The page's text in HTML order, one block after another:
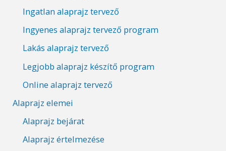
Ingatlan alaprajz tervező
Ingyenes alaprajz tervező program
Lakás alaprajz tervező
Legjobb alaprajz készítő program
Online alaprajz tervező
Alaprajz elemei
Alaprajz bejárat
Alaprajz értelmezése